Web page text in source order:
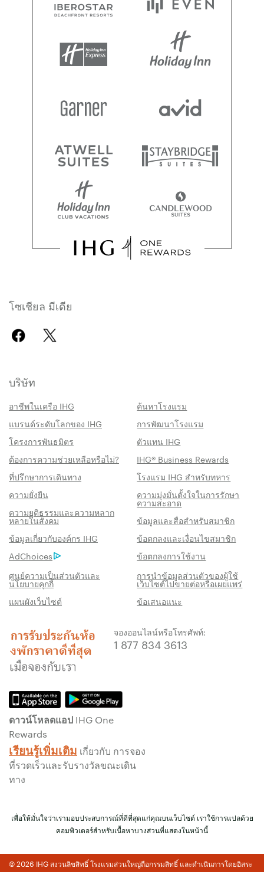
โซเชียล มีเดีย
บริษัท
อาชีพในเครือ IHG
ค้นหาโรงแรม
แบรนด์ระดับโลกของ IHG
การพัฒนาโรงแรม
โครงการพันธมิตร
ตัวแทน IHG
ต้องการความช่วยเหลือหรือไม่?
IHG® Business Rewards
ที่ปรึกษาการเดินทาง
โรงแรม IHG สำหรับทหาร
ความยั่งยืน
ความมุ่งมั่นตั้งใจในการรักษา
ความสะอาด
ความยุติธรรมและความหลาก
หลายในสังคม
ข้อมูลและสื่อสำหรับสมาชิก
ข้อมูลเกี่ยวกับองค์กร IHG
ข้อตกลงและเงื่อนไขสมาชิก
AdChoices
ข้อตกลงการใช้งาน
ศูนย์ความเป็นส่วนตัวและ
นโยบายคุกกี้
การนำข้อมูลส่วนตัวของผู้ใช้
เว็บไซต์ไปขายต่อหรือเผยแพร่
แผนผังเว็บไซต์
ข้อเสนอแนะ
จองออนไลน์หรือโทรศัพท์:
1 877 834 3613
ดาวน์โหลดแอป IHG One
Rewards
เรียนรู้เพิ่มเติม เกี่ยวกับ การจอง
ที่รวดเร็วและรับรางวัลขณะเดิน
ทาง
สิทธิประโชน์เมื่อจองกับเรา
การรับประกันห้องพักราคาดีที่สุด
เราสัญญาว่าคุณจะได้รับราคาต่ำที่สุดทาง
ออนไลน์ มิฉะนั้น เราจะปรับให้ตรงกับราคาที่ถูก
กว่า พร้อมให้คะแนน IHG® One Rewards แก่
รับประกันการจองทางออนไลน์
รับประกันห้องพักของคุณแล้ว
เราไม่คิดค่าธรรมเนียมการจองสำหรับการจอง
โดยตรงกับเรา
ข้อมูลส่วนบุคคล และการรักษาความปลอดภัย
เว็บไซต์
IHG ดำเนินการด้านความเป็นส่วนตัวอย่างจริงจัง
เพื่อคุ้มครองคุณ ข้อมูลส่วนบุคคลทั้งหมดที่คุณให้
จะมีการเข้ารหัส และปลอดภัย
เพื่อให้มั่นใจว่าเรามอบประสบการณ์ที่ดีที่สุดแก่คุณบนเว็บไซต์ เราใช้การแปลด้วย
คอมพิวเตอร์สำหรับเนื้อหาบางส่วนที่แสดงในหน้านี้
© 2026 IHG สงวนลิขสิทธิ์ โรงแรมส่วนใหญ่ถือกรรมสิทธิ์ และดำเนินการโดยอิสระ